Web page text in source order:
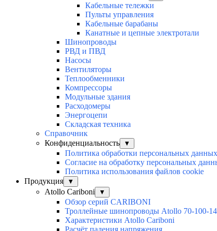
Кабельные тележки
Пульты управления
Кабельные барабаны
Канатные и цепные электротали
Шинопроводы
РВД и ПВД
Насосы
Вентиляторы
Теплообменники
Компрессоры
Модульные здания
Расходомеры
Энергоцепи
Складская техника
Справочник
Конфиденциальность
▼
Политика обработки персональных данных
Согласие на обработку персональных
Политика использования файлов cookie
Продукция
▼
Atollo Cariboni ▼
Обзор серий CARIBONI
Троллейные шинопроводы Atollo 70-100-
Характеристики Atollo Cariboni
Расчёт падения напряжения